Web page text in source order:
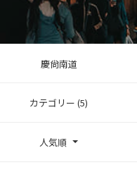
慶尙南道
カテゴリー (5)
人気順